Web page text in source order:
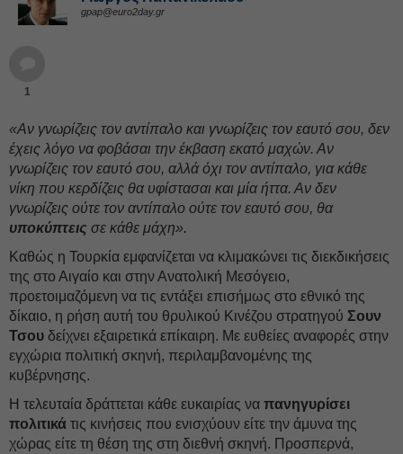
gpap@euro2day.gr
1
«Αν γνωρίζεις τον αντίπαλο και γνωρίζεις τον εαυτό σου, δεν
έχεις λόγο να φοβάσαι την έκβαση εκατό μαχών. Αν
γνωρίζεις τον εαυτό σου, αλλά όχι τον αντίπαλο, για κάθε
νίκη που κερδίζεις θα υφίστασαι και μία ήττα. Αν δεν
γνωρίζεις ούτε τον αντίπαλο ούτε τον εαυτό σου, θα
υποκύπτεις σε κάθε μάχη».
Καθώς η Τουρκία εμφανίζεται να κλιμακώνει τις διεκδικήσεις
της στο Αιγαίο και στην Ανατολική Μεσόγειο,
προετοιμαζόμενη να τις εντάξει επισήμως στο εθνικό της
δίκαιο, η ρήση αυτή του θρυλικού Κινέζου στρατηγού Σουν
Τσου δείχνει εξαιρετικά επίκαιρη. Με ευθείες αναφορές στην
εγχώρια πολιτική σκηνή, περιλαμβανομένης της
κυβέρνησης.
Η τελευταία δράττεται κάθε ευκαιρίας να πανηγυρίσει
πολιτικά τις κινήσεις που ενισχύουν είτε την άμυνα της
χώρας είτε τη θέση της στη διεθνή σκηνή. Προσπερνά,